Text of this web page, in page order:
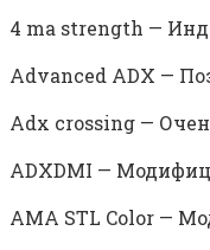
4 ma strength —
Advanced ADX —
Adx crossing —
ADXDMI —
AMA STL Color —